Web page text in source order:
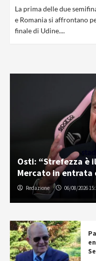
La prima delle due
e Romania si affrontano
finale di Udine....
Osti: “Strefezza è
Mercato in entrata
Redazione 06/08/2026